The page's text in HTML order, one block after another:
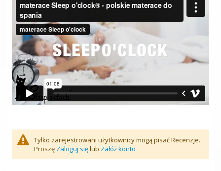
Tylko zarejestrowani użytkownicy mogą pisać Recenzje.
Proszę Zaloguj sięlub Załóż konto